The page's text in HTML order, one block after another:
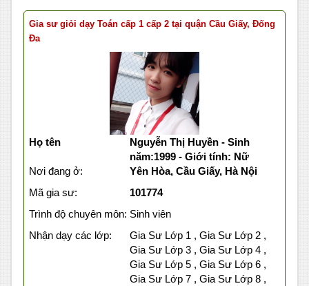
Gia sư giỏi dạy Toán cấp 1 cấp 2 tại quận Cầu Giấy, Đống
Đa
Họ tên
Nguyễn Thị Huyền - Sinh
năm:1999 - Giới tính: Nữ
Nơi đang ở:
Yên Hòa, Cầu Giấy, Hà Nội
Mã gia sư:
101774
Trình độ chuyên môn: Sinh viên
Nhận dạy các lớp:
Gia Sư Lớp 1 , Gia Sư Lớp 2 ,
Gia Sư Lớp 3 , Gia Sư Lớp 4 ,
Gia Sư Lớp 5 , Gia Sư Lớp 6 ,
Gia Sư Lớp 7 , Gia Sư Lớp 8 ,